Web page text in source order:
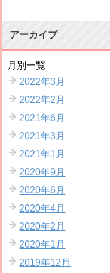
アーカイブ
月別一覧
2022年3月
2022年2月
2021年6月
2021年3月
2021年1月
2020年9月
2020年6月
2020年4月
2020年2月
2020年1月
2019年12月